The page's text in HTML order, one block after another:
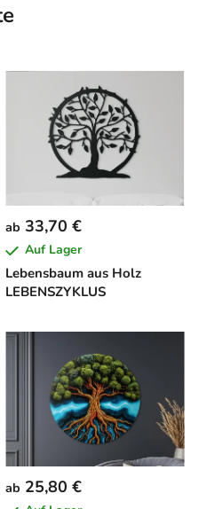
Lebensbaum aus Holz
LEBENSZYKLUS
ab 33,70 €
Auf Lager
ab 25,80 €